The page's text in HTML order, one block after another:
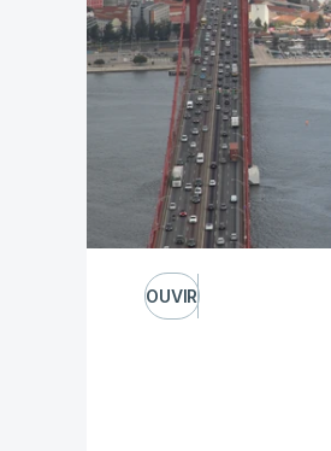
OUVIR